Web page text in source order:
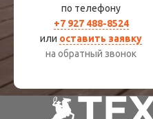
по телефону
+7 927 488-8524
или оставить заявку
на обратный звонок